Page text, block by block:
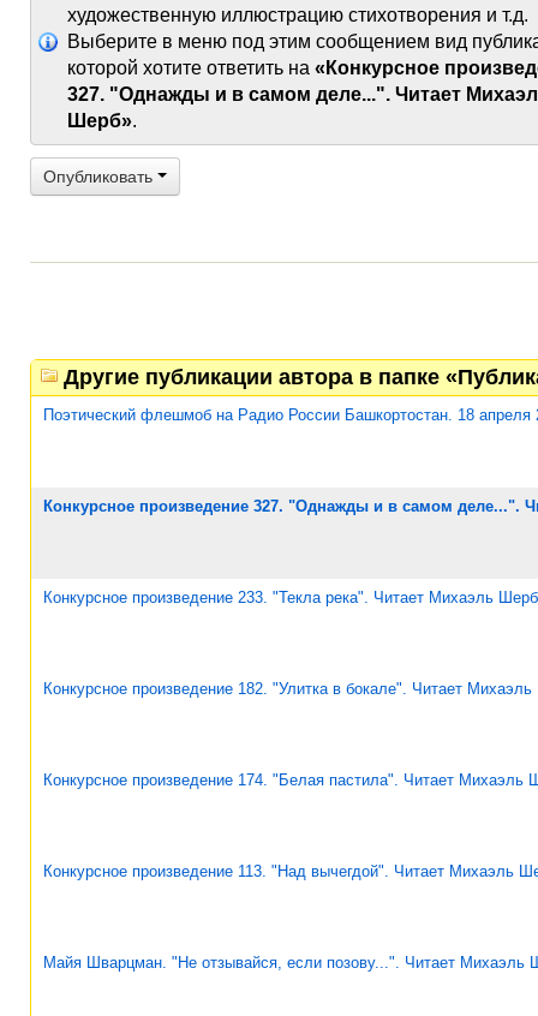
художественную иллюстрацию стихотворения и т.д.
Выберите в меню под этим сообщением вид
которой хотите ответить на «Конкурсное
327. "Однажды и в самом деле...". Читает
Шерб».
Опубликовать
Другие публикации автора в папке
Поэтический флешмоб на Радио России Башкортостан. 18 апреля
Конкурсное произведение 327. "Однажды и в самом деле...".
Конкурсное произведение 233. "Текла река". Читает Михаэль Шерб
Конкурсное произведение 182. "Улитка в бокале". Читает
Конкурсное произведение 174. "Белая пастила". Читает Михаэль
Конкурсное произведение 113. "Над вычегдой". Читает Михаэль
Майя Шварцман. "Не отзывайся, если позову...". Читает Михаэль